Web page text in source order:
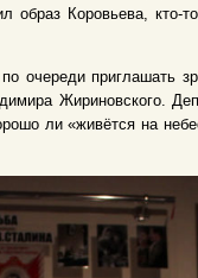
образ Коровьева,
очереди приглашать
Жириновского.
ли «живётся на